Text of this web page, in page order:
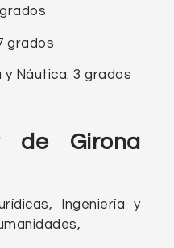
grados
y Náutica: 3 grados
de Girona
Ingeniería y